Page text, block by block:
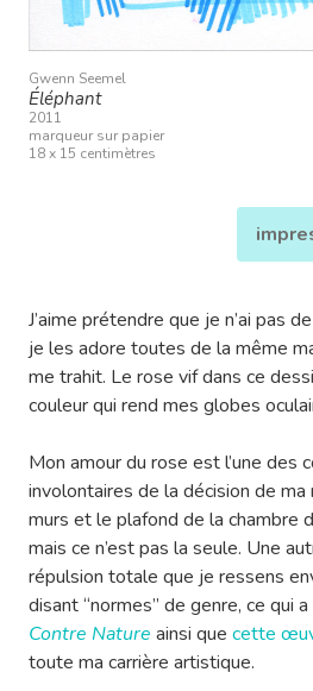
Gwenn Seemel
Éléphant
2011
marqueur sur papier
18 x 15 centimètres
J’aime prétendre que je n’ai pas
je les adore toutes de la même
me trahit. Le rose vif dans ce
couleur qui rend mes globes
Mon amour du rose est l’une des
involontaires de la décision de
murs et le plafond de la chambre
mais ce n’est pas la seule. Une
répulsion totale que je ressens
disant “normes” de genre, ce qui
Contre Nature ainsi que cette
toute ma carrière artistique.